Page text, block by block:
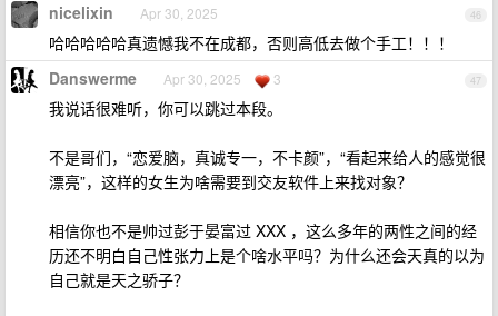
46
nicelixin Apr 30, 2025
哈哈哈哈哈真遗憾我不在成都，否则高低去做个手工！！！
47
Danswerme Apr 30, 2025 3
我说话很难听，你可以跳过本段。
不是哥们，“恋爱脑，真诚专一，不卡颜”，“看起来给人的感觉很
漂亮”，这样的女生为啥需要到交友软件上来找对象？
相信你也不是帅过彭于晏富过 XXX ，这么多年的两性之间的经
历还不明白自己性张力上是个啥水平吗？为什么还会天真的以为
自己就是天之骄子？